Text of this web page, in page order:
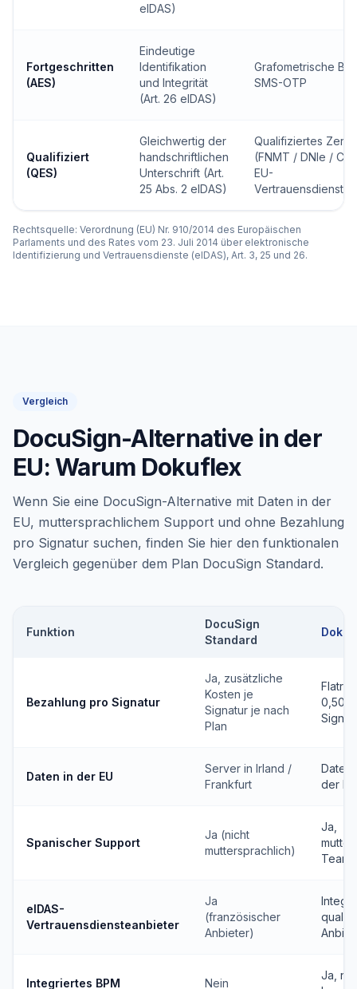
eIDAS)
Fortgeschritten
(AES)
Eindeutige
Identifikation
und Integrität
(Art. 26 eIDAS)
Grafometrische
SMS-OTP
Qualifiziert
(QES)
Gleichwertig der
handschriftlichen
Unterschrift (Art.
25 Abs. 2 eIDAS)
Qualifiziertes
(FNMT / DNIe /
EU-
Rechtsquelle: Verordnung (EU) Nr. 910/2014 des Europäischen
Parlaments und des Rates vom 23. Juli 2014 über elektronische
Identifizierung und Vertrauensdienste (eIDAS), Art. 3, 25 und 26.
Vergleich
DocuSign-Alternative in der
EU: Warum Dokuflex
Wenn Sie eine DocuSign-Alternative mit Daten in der
EU, muttersprachlichem Support und ohne Bezahlung
pro Signatur suchen, finden Sie hier den funktionalen
Vergleich gegenüber dem Plan DocuSign Standard.
Funktion
DocuSign
Standard
Bezahlung pro Signatur
Ja, zusätzliche
Kosten je
Signatur je nach
Plan
0,50
Daten in der EU
Server in Irland /
Frankfurt
Daten
der EU
Spanischer Support
Ja (nicht
muttersprachlich)
Ja,
Team
eIDAS-
Vertrauensdiensteanbieter
Ja
(französischer
Anbieter)
Integriertes BPM Nein
Ja,